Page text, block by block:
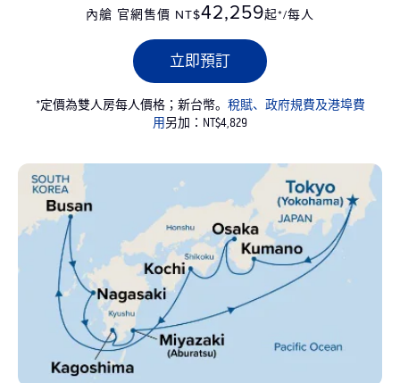
內艙 官網售價 NT$42,259起*/每人
立即預訂
*定價為雙人房每人價格；新台幣。 稅賦、政府規費及港埠費
用另加：NT$4,829